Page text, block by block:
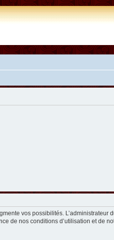
vos possibilités.
de nos conditions d’utilisation et de